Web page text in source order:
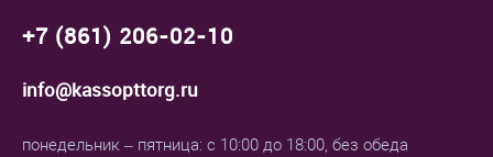
+7 (861) 206-02-10
info@kassopttorg.ru
понедельник – пятница: с 10:00 до 18:00, без обеда